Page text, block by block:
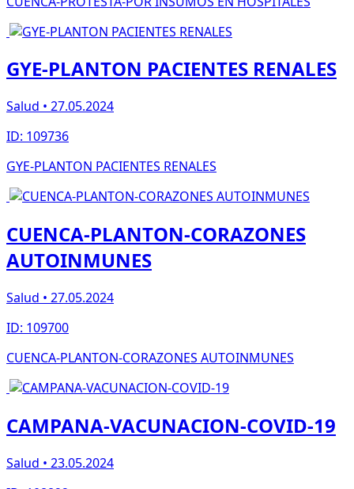
GYE-PLANTON PACIENTES RENALES
Salud • 27.05.2024
ID: 109736
GYE-PLANTON PACIENTES RENALES
CUENCA-PLANTON-CORAZONES
AUTOINMUNES
Salud • 27.05.2024
ID: 109700
CUENCA-PLANTON-CORAZONES AUTOINMUNES
CAMPANA-VACUNACION-COVID-19
Salud • 23.05.2024